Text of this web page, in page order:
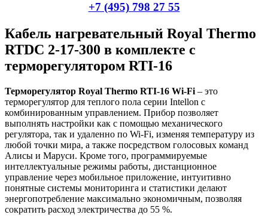
+7 (495) 798 27 55
Кабель нагревательный Royal Thermo
RTDC 2-17-300 в комплекте с
терморегулятором RTI-16
Терморегулятор Royal Thermo RTI-16 Wi-Fi – это
терморегулятор для теплого пола серии Intellon с
комбинированным управлением. Прибор позволяет
выполнять настройки как с помощью механического
регулятора, так и удаленно по Wi-Fi, изменяя температуру из
любой точки мира, а также посредством голосовых команд
Алисы и Маруси. Кроме того, программируемые
интеллектуальные режимы работы, дистанционное
управление через мобильное приложение, интуитивно
понятные системы мониторинга и статистики делают
энергопотребление максимально экономичным, позволяя
сократить расход электричества до 55 %.